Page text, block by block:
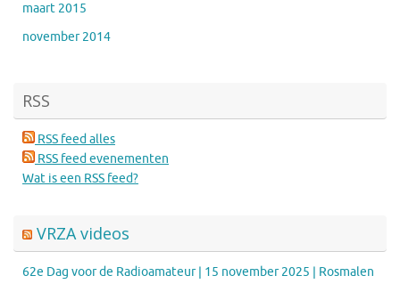
maart 2015
november 2014
RSS
RSS feed alles
RSS feed evenementen
Wat is een RSS feed?
VRZA videos
62e Dag voor de Radioamateur | 15 november 2025 | Rosmalen